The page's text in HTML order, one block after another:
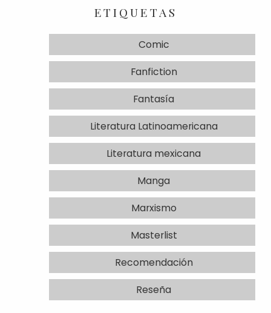
ETIQUETAS
Comic
Fanfiction
Fantasía
Literatura Latinoamericana
Literatura mexicana
Manga
Marxismo
Masterlist
Recomendación
Reseña